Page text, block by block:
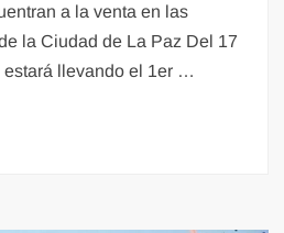
a la venta en las
la Ciudad de La Paz Del 17
estará llevando el 1er …